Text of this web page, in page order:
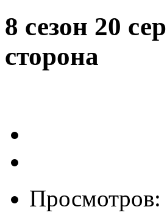
8 сезон 20
сторона
Просмотров: